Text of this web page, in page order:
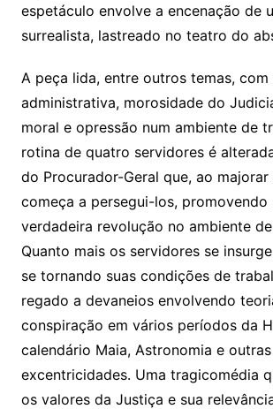
espetáculo envolve a encenação de
surrealista, lastreado no teatro do
A peça lida, entre outros temas, com
administrativa, morosidade do
moral e opressão num ambiente de
rotina de quatro servidores é
do Procurador-Geral que, ao majorar
começa a persegui-los, promovendo
verdadeira revolução no ambiente
Quanto mais os servidores se
se tornando suas condições de
regado a devaneios envolvendo
conspiração em vários períodos da
calendário Maia, Astronomia e outras
excentricidades. Uma tragicomédia
os valores da Justiça e sua